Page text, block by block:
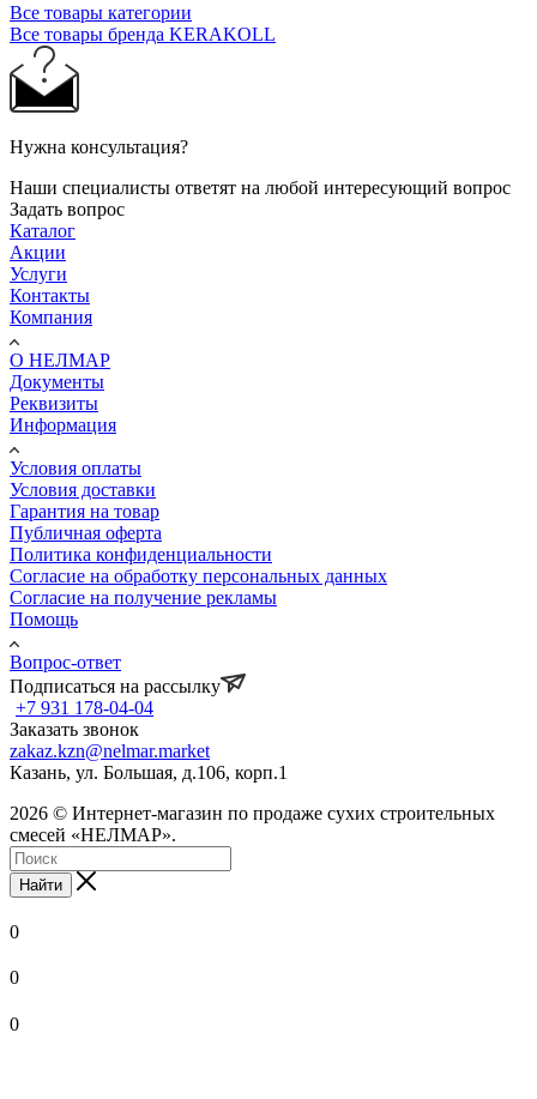
Все товары категории
Все товары бренда KERAKOLL
Нужна консультация?
Наши специалисты ответят на любой интересующий вопрос
Задать вопрос
Каталог
Акции
Услуги
Контакты
Компания
О НЕЛМАР
Документы
Реквизиты
Информация
Условия оплаты
Условия доставки
Гарантия на товар
Публичная оферта
Политика конфиденциальности
Согласие на обработку персональных данных
Согласие на получение рекламы
Помощь
Вопрос-ответ
Подписаться на рассылку
+7 931 178-04-04
Заказать звонок
zakaz.kzn@nelmar.market
Казань, ул. Большая, д.106, корп.1
2026 © Интернет-магазин по продаже сухих строительных
смесей «НЕЛМАР».
Найти
0
0
0